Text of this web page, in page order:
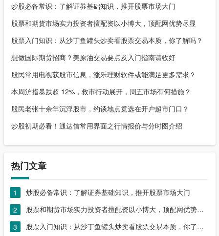
炒股必备常识：了解证券基础知识，推开股票市场大门
股票和期货市场实力投资者擅配资以小博大，顶配网优势尽显
股票入门知识：从沙丁鱼罐头炒卖看股票交易本质，你了解吗？
想做国际期货招商？美原油交易要点及入门指南请收好
股民常用电视获股市信息，涨乐理财软件或能满足更多需求？
本周沪指暴跌超 12%，救市行动展开，周五市场有何措施？
股民老张十余年沉浮股市，约谈地点竟选在开户超市门口？
炒股初期必看！通达信常用界面之行情报价与分时图介绍
热门文章
1
炒股必备常识：了解证券基础知识，推开股票市场大门
2
股票和期货市场实力投资者擅配资以小博大，顶配网优势尽显
3
股票入门知识：从沙丁鱼罐头炒卖看股票交易本质，你了解吗？